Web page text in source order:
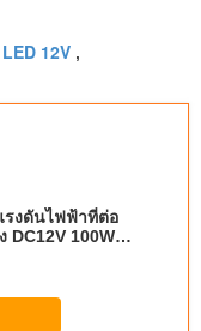
12V ,
รงดันไฟฟ้าที่ต่อ
DC12V 100W